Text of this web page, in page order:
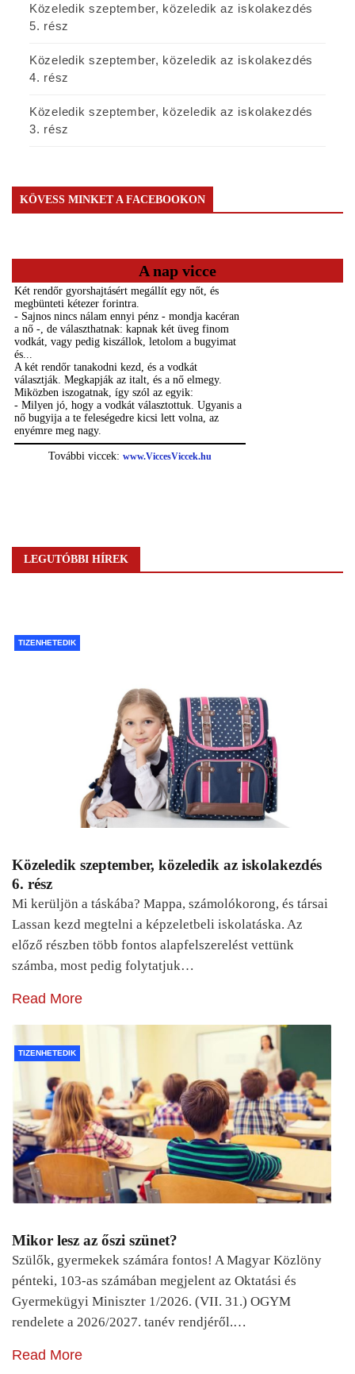
Közeledik szeptember, közeledik az iskolakezdés
5. rész
Közeledik szeptember, közeledik az iskolakezdés
4. rész
Közeledik szeptember, közeledik az iskolakezdés
3. rész
KÖVESS MINKET A FACEBOOKON
A nap vicce
LEGUTÓBBI HÍREK
TIZENHETEDIK
Közeledik szeptember, közeledik az iskolakezdés
6. rész
Mi kerüljön a táskába? Mappa, számolókorong, és társai
Lassan kezd megtelni a képzeletbeli iskolatáska. Az
előző részben több fontos alapfelszerelést vettünk
számba, most pedig folytatjuk…
Read More
TIZENHETEDIK
Mikor lesz az őszi szünet?
Szülők, gyermekek számára fontos! A Magyar Közlöny
pénteki, 103-as számában megjelent az Oktatási és
Gyermekügyi Miniszter 1/2026. (VII. 31.) OGYM
rendelete a 2026/2027. tanév rendjéről.…
Read More